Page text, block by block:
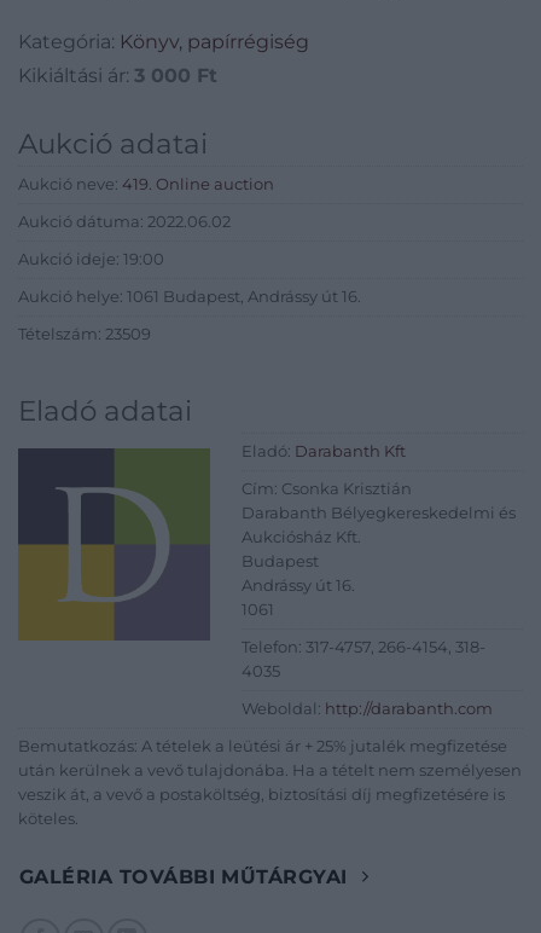
Kategória: Könyv, papírrégiség
Kikiáltási ár: 3 000 Ft
Aukció adatai
Aukció neve: 419. Online auction
Aukció dátuma: 2022.06.02
Aukció ideje: 19:00
Aukció helye: 1061 Budapest, Andrássy út 16.
Tételszám: 23509
Eladó adatai
Eladó: Darabanth Kft
Cím: Csonka Krisztián
Darabanth Bélyegkereskedelmi és
Aukciósház Kft.
Budapest
Andrássy út 16.
1061
Telefon: 317-4757, 266-4154, 318-
4035
Weboldal: http://darabanth.com
Bemutatkozás: A tételek a leütési ár + 25% jutalék megfizetése
után kerülnek a vevő tulajdonába. Ha a tételt nem személyesen
veszik át, a vevő a postaköltség, biztosítási díj megfizetésére is
köteles.
GALÉRIA TOVÁBBI MŰTÁRGYAI